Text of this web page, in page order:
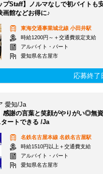
プStaff】ノルマなしで初バイトも
画館などお得に♪
東海交通事業城北線 小田井駅
時給1200円～＋交通費規定支給
アルバイト・パート
愛知県名古屋市
応募終了
愛知/Ja
感謝の言葉と笑顔がやりがい◎無資
ートできる /Ja
名鉄名古屋本線 名鉄名古屋駅
時給1510円以上＋交通費支給
アルバイト・パート
愛知県名古屋市